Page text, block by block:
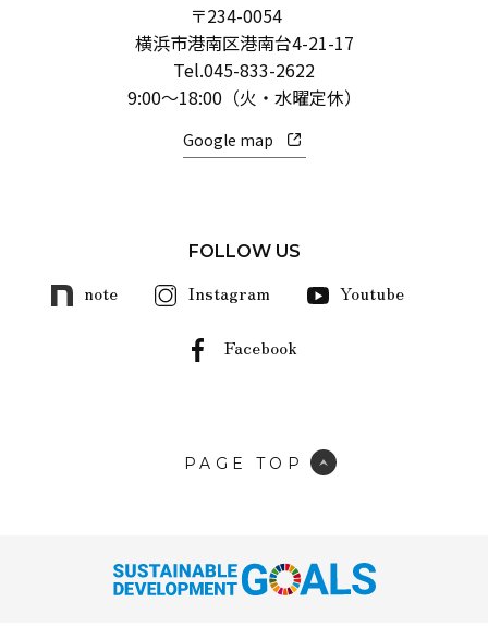
〒234-0054
横浜市港南区港南台4-21-17
Tel.045-833-2622
9:00～18:00（火・水曜定休）
Google map
FOLLOW US
note Instagram Youtube
Facebook
PAGE TOP